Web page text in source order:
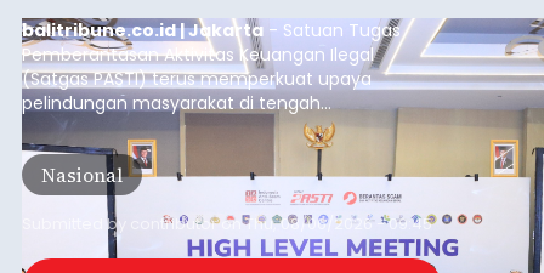
balitribune.co.id | Jakarta - Satuan Tugas
Pemberantasan Aktivitas Keuangan Ilegal
(Satgas PASTI) terus memperkuat upaya
pelindungan masyarakat di tengah
meningkatnya ancaman penipuan digital yang
semakin kompleks.
Nasional
Submitted by contributoronThu, 08/06/2026 - 09:45